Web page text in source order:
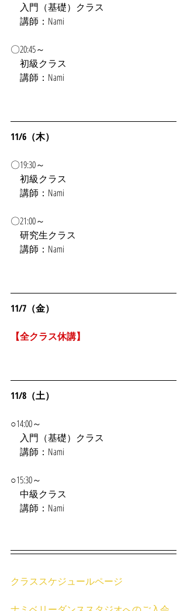
入門（基礎）クラス
講師：Nami
〇20:45～
初級クラス
講師：Nami
11/6（木）
〇19:30～
初級クラス
講師：Nami
〇21:00～
研究生クラス
講師：Nami
11/7（金）
【全クラス休講】
11/8（土）
○14:00～
入門（基礎）クラス
講師：Nami
○15:30～
中級クラス
講師：Nami
クラススケジュールページ